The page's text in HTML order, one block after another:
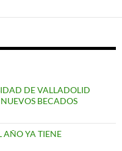
DE VALLADOLID
BECADOS
AÑO YA TIENE